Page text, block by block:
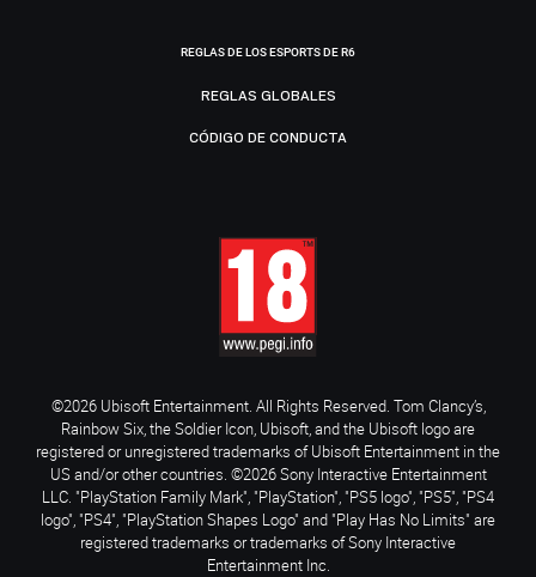
REGLAS DE LOS ESPORTS DE R6
REGLAS GLOBALES
CÓDIGO DE CONDUCTA
©2026 Ubisoft Entertainment. All Rights Reserved. Tom Clancy’s,
Rainbow Six, the Soldier Icon, Ubisoft, and the Ubisoft logo are
registered or unregistered trademarks of Ubisoft Entertainment in the
US and/or other countries. ©2026 Sony Interactive Entertainment
LLC. "PlayStation Family Mark", "PlayStation", "PS5 logo", "PS5", "PS4
logo", "PS4", "PlayStation Shapes Logo" and "Play Has No Limits" are
registered trademarks or trademarks of Sony Interactive
Entertainment Inc.